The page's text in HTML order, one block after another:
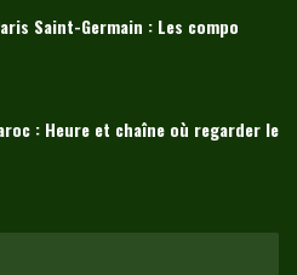
Saint-Germain : Les compo
: Heure et chaîne où regarder le